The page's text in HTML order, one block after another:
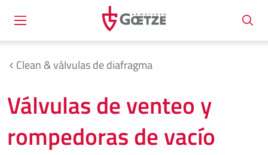
Clean & válvulas de diafragma
Válvulas de venteo y
rompedoras de vacío